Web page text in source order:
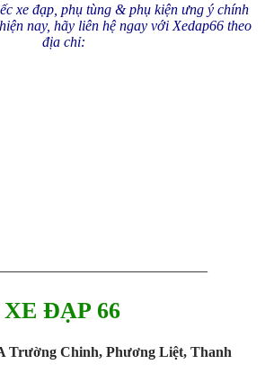
xe đạp, phụ tùng & phụ kiện ưng ý chính
nay, hãy liên hệ ngay với Xedap66 theo
địa chỉ:
ĐẠP 66
Trường Chinh, Phương Liệt, Thanh